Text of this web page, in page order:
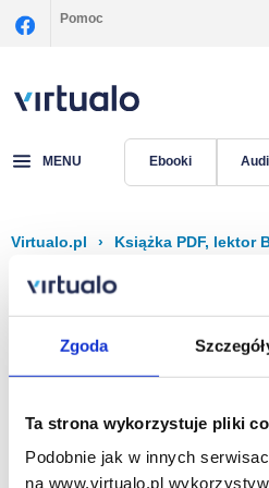
Zgoda
Ta strona wykorzystuje pliki
Podobnie jak w innych
na www.virtualo.pl
Pomoc
MENU Ebooki
Virtualo.pl › Książka PDF, lektor
Filtruj